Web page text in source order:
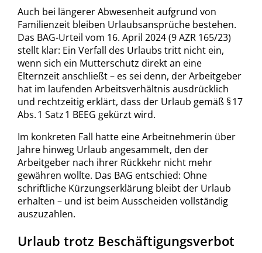
Auch bei längerer Abwesenheit aufgrund von
Familienzeit bleiben Urlaubsansprüche bestehen.
Das BAG-Urteil vom 16. April 2024 (9 AZR 165/23)
stellt klar: Ein Verfall des Urlaubs tritt nicht ein,
wenn sich ein Mutterschutz direkt an eine
Elternzeit anschließt – es sei denn, der Arbeitgeber
hat im laufenden Arbeitsverhältnis ausdrücklich
und rechtzeitig erklärt, dass der Urlaub gemäß § 17
Abs. 1 Satz 1 BEEG gekürzt wird.
Im konkreten Fall hatte eine Arbeitnehmerin über
Jahre hinweg Urlaub angesammelt, den der
Arbeitgeber nach ihrer Rückkehr nicht mehr
gewähren wollte. Das BAG entschied: Ohne
schriftliche Kürzungserklärung bleibt der Urlaub
erhalten – und ist beim Ausscheiden vollständig
auszuzahlen.
Urlaub trotz Beschäftigungsverbot